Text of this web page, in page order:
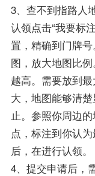
3、查不到指路人
认领点击“我要标
置，精确到门牌号
图，放大地图比
越高。需要放到
大，地图能够清
止。参照你周边
点，标注到你认
后，在进行认领。
4、提交申请后，